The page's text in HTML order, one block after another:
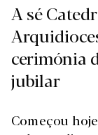
A sé
cerimónia
jubilar
Começou